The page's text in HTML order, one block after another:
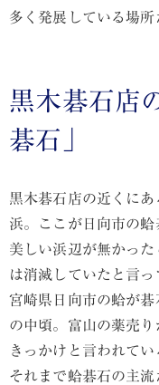
多く発展している場所
黒木碁石店
碁石」
黒木碁石店の近くに
浜。ここが日向市の
美しい浜辺が無かっ
は消滅していたと言っ
宮崎県日向市の蛤が
の中頃。富山の薬売
きっかけと言われてい
それまで蛤碁石の主